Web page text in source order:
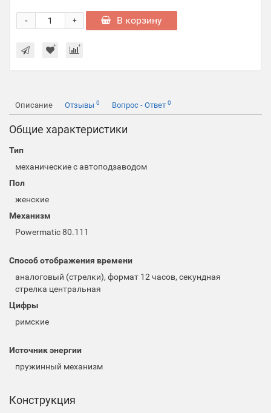
+
- В корзину
Описание Отзывы 0 Вопрос - Ответ 0
Общие характеристики
Тип
механические с автоподзаводом
Пол
женские
Механизм
Powermatic 80.111
Способ отображения времени
аналоговый (стрелки), формат 12 часов, секундная
стрелка центральная
Цифры
римские
Источник энергии
пружинный механизм
Конструкция